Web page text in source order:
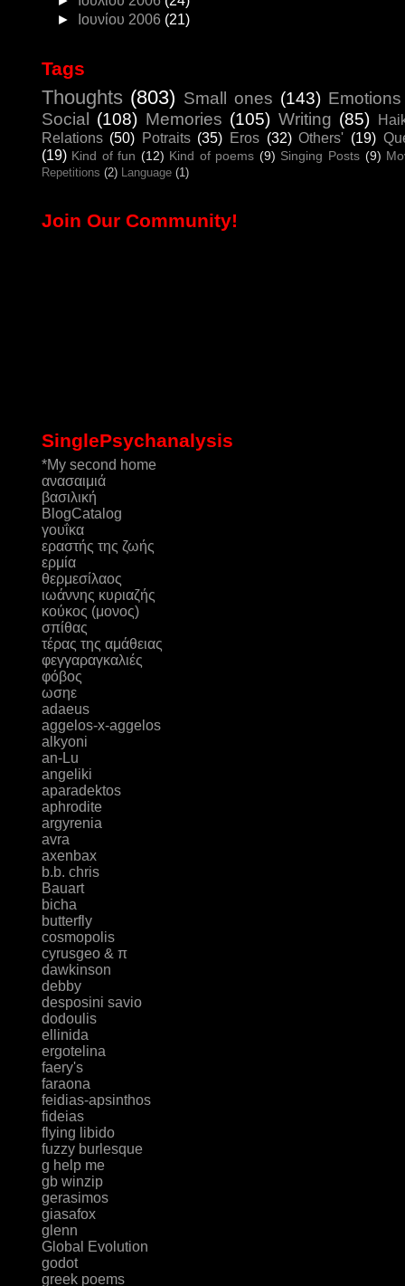
►
Ιουνίου 2006 (21)
Tags
Thoughts (803) Small ones (143) Emotions
Social (108) Memories (105) Writing (85)
Relations (50) Potraits (35) Eros (32) Others' (19)
(19) Kind of fun (12) Kind of poems (9) Singing Posts (9)
Repetitions (2) Language (1)
Join Our Community!
SinglePsychanalysis
*My second home
ανασαιμιά
βασιλική
ΒlogCatalog
γουΐκα
εραστής της ζωής
ερμία
θερμεσίλαος
ιωάννης κυριαζής
κούκος (μονος)
σπίθας
τέρας της αμάθειας
φεγγαραγκαλιές
φόβος
ωσηε
adaeus
aggelos-x-aggelos
alkyoni
an-Lu
angeliki
aparadektos
aphrodite
argyrenia
avra
axenbax
b.b. chris
Bauart
bicha
butterfly
cosmopolis
cyrusgeo & π
dawkinson
debby
desposini savio
dodoulis
ellinida
ergotelina
faery's
faraona
feidias-apsinthos
fideias
flying libido
fuzzy burlesque
g help me
gb winzip
gerasimos
giasafox
glenn
Global Evolution
godot
greek poems